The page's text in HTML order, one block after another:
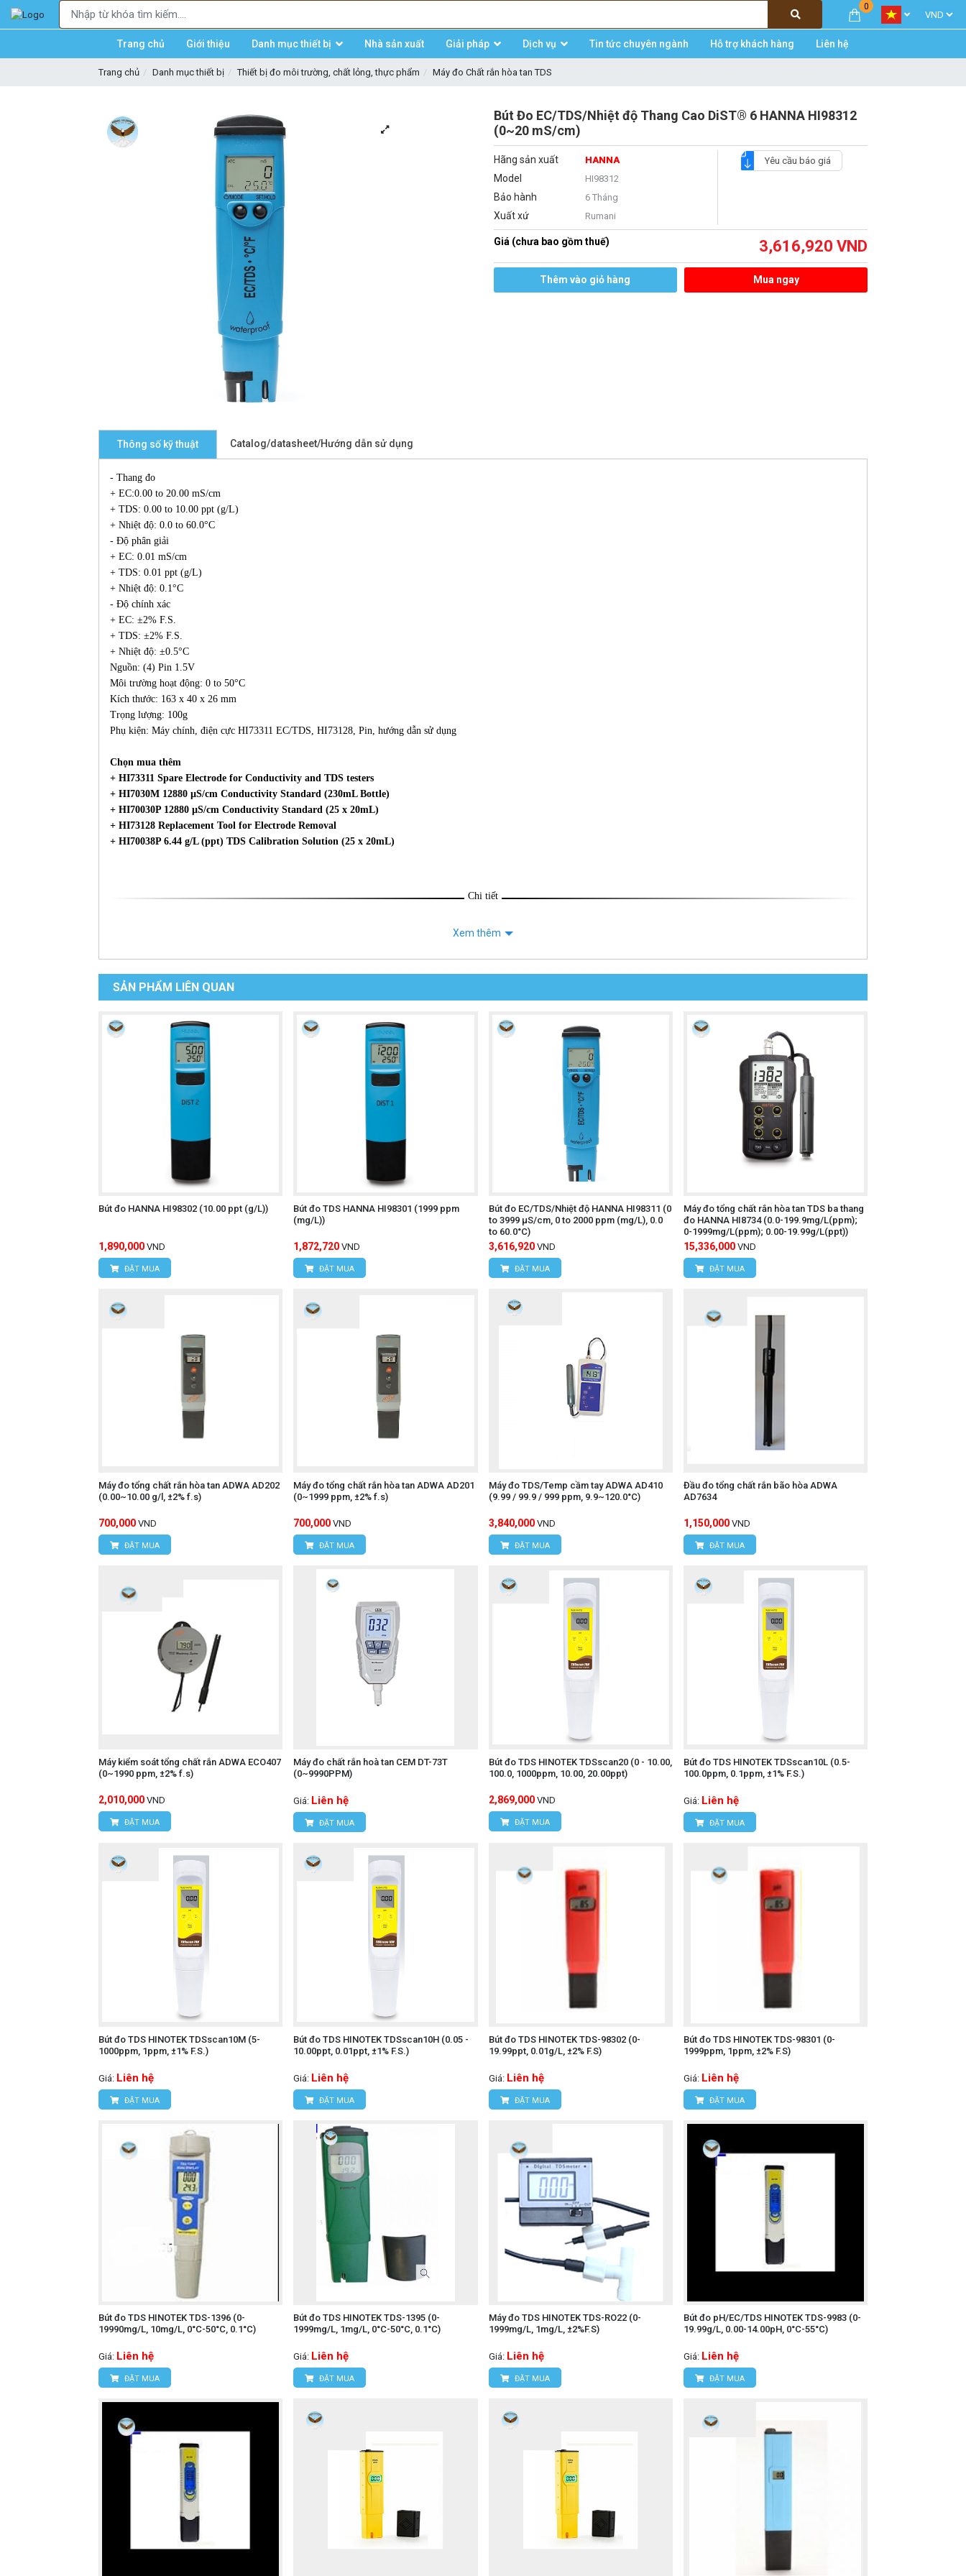
0
Trang chủ Giới thiệu Danh mục thiết bị Nhà sản xuất Giải pháp Dịch vụ Tin tức chuyên ngành Hỗ trợ khách hàng Liên hệ
Trang chủ Danh mục thiết bị Thiết bị đo môi trường, chất lỏng, thực phẩm Máy đo Chất rắn hòa tan TDS
Bút Đo EC/TDS/Nhiệt độ Thang Cao DiST® 6 HANNA HI98312
(0~20 mS/cm)
Hãng sản xuất HANNA
Model HI98312
Bảo hành 6 Tháng
Xuất xứ Rumani
Yêu cầu báo giá
Giá (chưa bao gồm thuế) 3,616,920 VND
Thêm vào giỏ hàng Mua ngay
Thông số kỹ thuật Catalog/datasheet/Hướng dẫn sử dụng
- Thang đo
+ EC:0.00 to 20.00 mS/cm
+ TDS: 0.00 to 10.00 ppt (g/L)
+ Nhiệt độ: 0.0 to 60.0°C
- Độ phân giải
+ EC: 0.01 mS/cm
+ TDS: 0.01 ppt (g/L)
+ Nhiệt độ: 0.1°C
- Độ chính xác
+ EC: ±2% F.S.
+ TDS: ±2% F.S.
+ Nhiệt độ: ±0.5°C
Nguồn: (4) Pin 1.5V
Môi trường hoạt động: 0 to 50°C
Kích thước: 163 x 40 x 26 mm
Trọng lượng: 100g
Phụ kiện: Máy chính, điện cực HI73311 EC/TDS, HI73128, Pin, hướng dẫn sử dụng
Chọn mua thêm
+ HI73311 Spare Electrode for Conductivity and TDS testers
+ HI7030M 12880 µS/cm Conductivity Standard (230mL Bottle)
+ HI70030P 12880 µS/cm Conductivity Standard (25 x 20mL)
+ HI73128 Replacement Tool for Electrode Removal
+ HI70038P 6.44 g/L (ppt) TDS Calibration Solution (25 x 20mL)
Chi tiết
Xem thêm
SẢN PHẨM LIÊN QUAN
Bút đo HANNA HI98302 (10.00 ppt (g/L))
1,890,000 VND
ĐẶT MUA
Bút đo TDS HANNA HI98301 (1999 ppm
(mg/L))
1,872,720 VND
ĐẶT MUA
Bút đo EC/TDS/Nhiệt độ HANNA HI98311 (0
to 3999 µS/cm, 0 to 2000 ppm (mg/L), 0.0
to 60.0°C)
3,616,920 VND
ĐẶT MUA
Máy đo tổng chất rắn hòa tan TDS ba thang
đo HANNA HI8734 (0.0-199.9mg/L(ppm);
0-1999mg/L(ppm); 0.00-19.99g/L(ppt))
15,336,000 VND
ĐẶT MUA
Máy đo tổng chất rắn hòa tan ADWA AD202
(0.00~10.00 g/l, ±2% f.s)
700,000 VND
ĐẶT MUA
Máy đo tổng chất rắn hòa tan ADWA AD201
(0~1999 ppm, ±2% f.s)
700,000 VND
ĐẶT MUA
Máy đo TDS/Temp cầm tay ADWA AD410
(9.99 / 99.9 / 999 ppm, 9.9~120.0°C)
3,840,000 VND
ĐẶT MUA
Đầu đo tổng chất rắn bão hòa ADWA
AD7634
1,150,000 VND
ĐẶT MUA
Máy kiểm soát tổng chất rắn ADWA ECO407
(0~1990 ppm, ±2% f.s)
2,010,000 VND
ĐẶT MUA
Máy đo chất rắn hoà tan CEM DT-73T
(0~9990PPM)
Giá: Liên hệ
ĐẶT MUA
Bút đo TDS HINOTEK TDSscan20 (0 - 10.00,
100.0, 1000ppm, 10.00, 20.00ppt)
2,869,000 VND
ĐẶT MUA
Bút đo TDS HINOTEK TDSscan10L (0.5-
100.0ppm, 0.1ppm, ±1% F.S.)
Giá: Liên hệ
ĐẶT MUA
Bút đo TDS HINOTEK TDSscan10M (5-
1000ppm, 1ppm, ±1% F.S.)
Giá: Liên hệ
ĐẶT MUA
Bút đo TDS HINOTEK TDSscan10H (0.05 -
10.00ppt, 0.01ppt, ±1% F.S.)
Giá: Liên hệ
ĐẶT MUA
Bút đo TDS HINOTEK TDS-98302 (0-
19.99ppt, 0.01g/L, ±2% F.S)
Giá: Liên hệ
ĐẶT MUA
Bút đo TDS HINOTEK TDS-98301 (0-
1999ppm, 1ppm, ±2% F.S)
Giá: Liên hệ
ĐẶT MUA
Bút đo TDS HINOTEK TDS-1396 (0-
19990mg/L, 10mg/L, 0°C-50°C, 0.1°C)
Giá: Liên hệ
ĐẶT MUA
Bút đo TDS HINOTEK TDS-1395 (0-
1999mg/L, 1mg/L, 0°C-50°C, 0.1°C)
Giá: Liên hệ
ĐẶT MUA
Máy đo TDS HINOTEK TDS-RO22 (0-
1999mg/L, 1mg/L, ±2%F.S)
Giá: Liên hệ
ĐẶT MUA
Bút đo pH/EC/TDS HINOTEK TDS-9983 (0-
19.99g/L, 0.00-14.00pH, 0°C-55°C)
Giá: Liên hệ
ĐẶT MUA